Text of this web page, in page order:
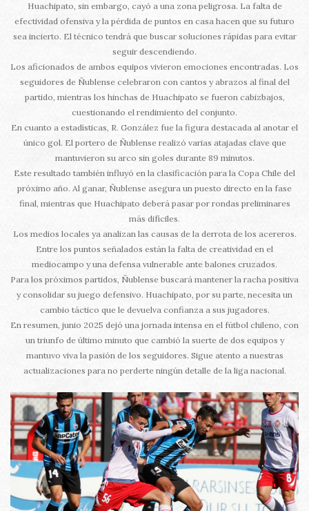
Huachipato, sin embargo, cayó a una zona peligrosa. La falta de
efectividad ofensiva y la pérdida de puntos en casa hacen que su futuro
sea incierto. El técnico tendrá que buscar soluciones rápidas para evitar
seguir descendiendo.
Los aficionados de ambos equipos vivieron emociones encontradas. Los
seguidores de Ñublense celebraron con cantos y abrazos al final del
partido, mientras los hinchas de Huachipato se fueron cabizbajos,
cuestionando el rendimiento del conjunto.
En cuanto a estadísticas, R. González fue la figura destacada al anotar el
único gol. El portero de Ñublense realizó varias atajadas clave que
mantuvieron su arco sin goles durante 89 minutos.
Este resultado también influyó en la clasificación para la Copa Chile del
próximo año. Al ganar, Ñublense asegura un puesto directo en la fase
final, mientras que Huachipato deberá pasar por rondas preliminares
más difíciles.
Los medios locales ya analizan las causas de la derrota de los acereros.
Entre los puntos señalados están la falta de creatividad en el
mediocampo y una defensa vulnerable ante balones cruzados.
Para los próximos partidos, Ñublense buscará mantener la racha positiva
y consolidar su juego defensivo. Huachipato, por su parte, necesita un
cambio táctico que le devuelva confianza a sus jugadores.
En resumen, junio 2025 dejó una jornada intensa en el fútbol chileno, con
un triunfo de último minuto que cambió la suerte de dos equipos y
mantuvo viva la pasión de los seguidores. Sigue atento a nuestras
actualizaciones para no perderte ningún detalle de la liga nacional.